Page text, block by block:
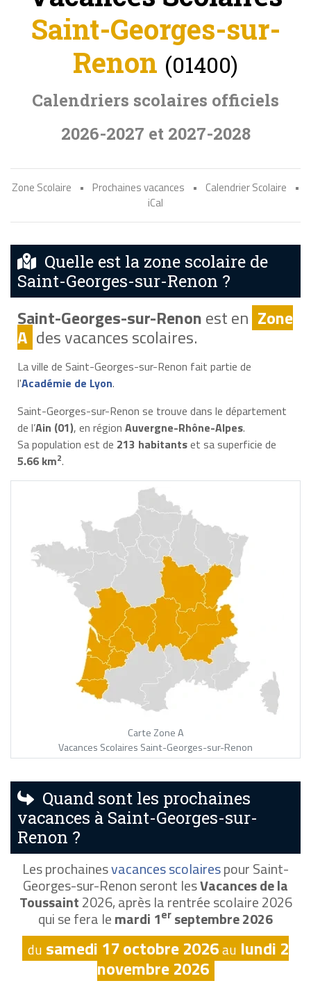
Saint-Georges-sur-
Renon (01400)
Calendriers scolaires officiels
2026-2027 et 2027-2028
Zone Scolaire • Prochaines vacances • Calendrier Scolaire
•
iCal
Quelle est la zone scolaire de
Saint-Georges-sur-Renon ?
Saint-Georges-sur-Renonest en Zone
A des vacances scolaires.
La ville de Saint-Georges-sur-Renon fait partie de
l'Académie de Lyon.
Saint-Georges-sur-Renon se trouve dans le département
de l’Ain (01), en région Auvergne-Rhône-Alpes.
Sa population est de 213 habitantset sa superficie de
5.66 km2.
Carte Zone A
Vacances Scolaires Saint-Georges-sur-Renon
Quand sont les prochaines
vacances à Saint-Georges-sur-
Renon ?
Les prochainesvacances scolairespour Saint-
Georges-sur-Renon seront lesVacances de la
Toussaint2026, après la rentrée scolaire 2026
qui se fera lemardi 1er septembre 2026
du samedi 17 octobre 2026au lundi 2
novembre 2026